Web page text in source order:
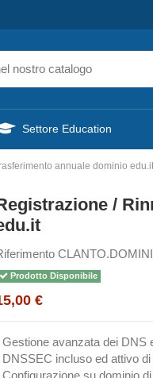
Settore Education
annuale dominio edu.it
/
Prodotto Disponibile
€
Gestione avanzata dei DNS
DNSSEC incluso ed attivo di